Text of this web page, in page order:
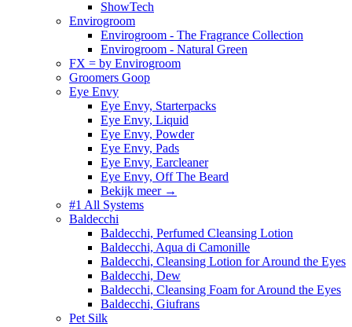
ShowTech
Envirogroom
Envirogroom - The Fragrance Collection
Envirogroom - Natural Green
FX = by Envirogroom
Groomers Goop
Eye Envy
Eye Envy, Starterpacks
Eye Envy, Liquid
Eye Envy, Powder
Eye Envy, Pads
Eye Envy, Earcleaner
Eye Envy, Off The Beard
Bekijk meer →
#1 All Systems
Baldecchi
Baldecchi, Perfumed Cleansing Lotion
Baldecchi, Aqua di Camonille
Baldecchi, Cleansing Lotion for Around the Eyes
Baldecchi, Dew
Baldecchi, Cleansing Foam for Around the Eyes
Baldecchi, Giufrans
Pet Silk